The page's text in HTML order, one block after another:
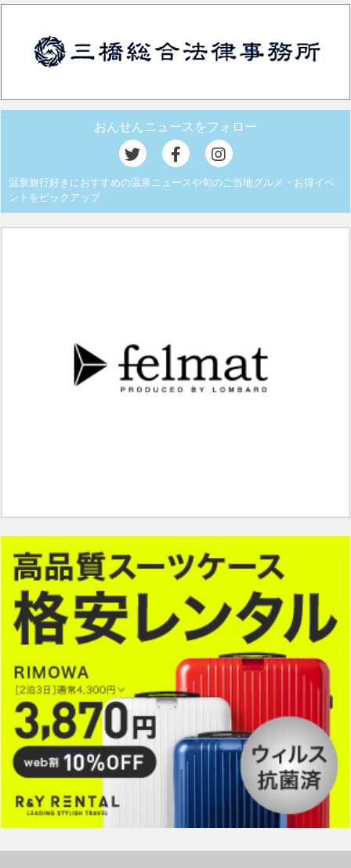
おんせんニュースをフォロー
温泉旅行好きにおすすめの温泉ニュースや旬のご当地グルメ・お得イベ
ントをピックアップ